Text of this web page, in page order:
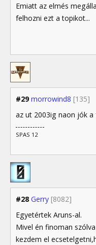
Emiatt az elmés
felhozni ezt a topikot...
#29 morrowind8 [135]
az ut 2003ig naon jók a
SPAS 12
#28 Gerry [8082]
Egyetértek Aruns-al.
Mivel én finoman
kezdem el